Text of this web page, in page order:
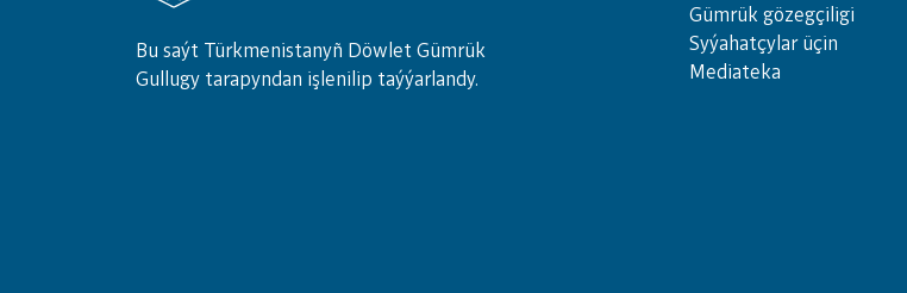
Bu saýt Türkmenistanyñ Döwlet Gümrük
Gullugy tarapyndan işlenilip taýýarlandy.
Güm­rük gö­zeg­çi­li­gi
Sy­ýa­hat­çy­lar ü­çin
Media­teka